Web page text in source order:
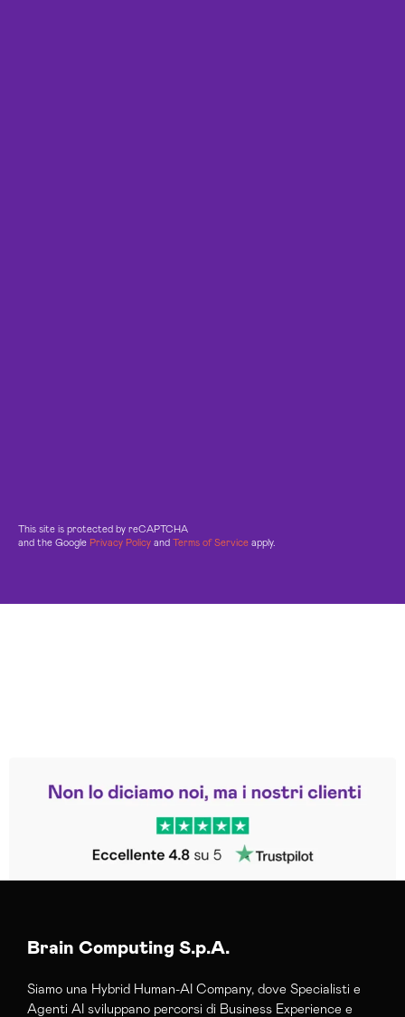
This site is protected by reCAPTCHA
and the Google Privacy Policy and Terms of Service apply.
Trustpilot
Brain Computing S.p.A.
Siamo una Hybrid Human-AI Company, dove Specialisti e
Agenti AI sviluppano percorsi di Business Experience e